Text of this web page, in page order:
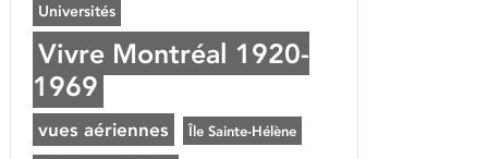
Universités
Vivre Montréal 1920-
1969
vues aériennes Île Sainte-Hélène